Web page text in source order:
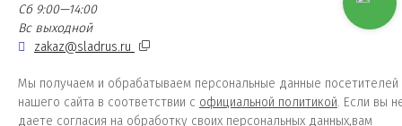
Сб 9:00—14:00
Вс выходной
zakaz@sladrus.ru
Мы получаем и обрабатываем персональные данные посетителей
нашего сайта в соответствии с официальной политикой. Если вы
даете согласия на обработку своих персональных данных,вам